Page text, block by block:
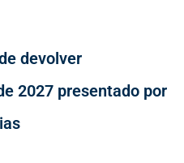
devolver
2027 presentado por